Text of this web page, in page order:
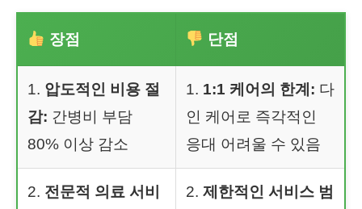
장점 단점
1. 압도적인 비용 절
감: 간병비 부담
80% 이상 감소
1. 1:1 케어의 한계: 다
인 케어로 즉각적인
응대 어려울 수 있음
2. 전문적 의료 서비
2. 제한적인 서비스 범